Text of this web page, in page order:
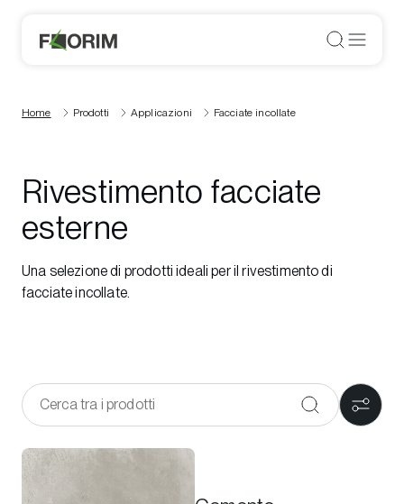
Home Prodotti Applicazioni Facciate incollate
Rivestimento facciate
esterne
Una selezione di prodotti ideali per il rivestimento di
facciate incollate.